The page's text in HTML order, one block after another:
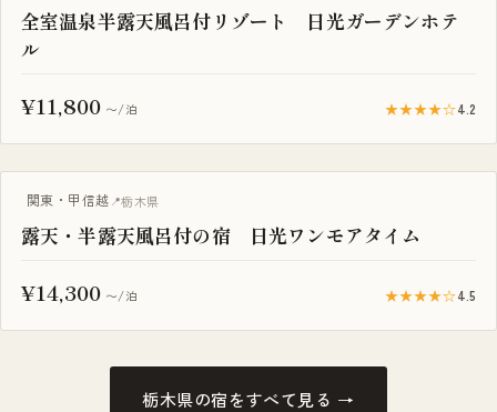
全室温泉半露天風呂付リゾート 日光ガーデンホテ
ル
¥11,800 〜/泊 ★★★★☆4.2
露天風呂付き客室
関東・甲信越 栃木県
露天・半露天風呂付の宿 日光ワンモアタイム
¥14,300 〜/泊 ★★★★☆4.5
栃木県の宿をすべて見る →